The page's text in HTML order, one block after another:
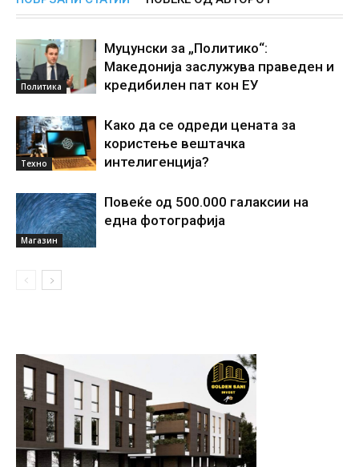
Политика
Муцунски за „Политико“:
Македонија заслужува праведен и
кредибилен пат кон ЕУ
Техно
Како да се одреди цената за
користење вештачка
интелигенциjа?
Магазин
Повеќе од 500.000 галаксии на
една фотографија